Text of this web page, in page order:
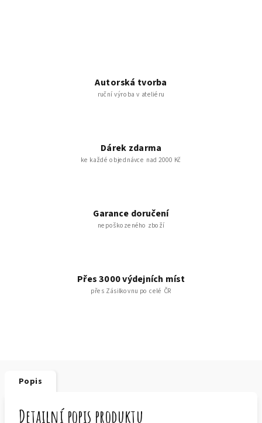
Autorská tvorba
ruční výroba v ateliéru
Dárek zdarma
ke každé objednávce nad 2000 Kč
Garance doručení
nepoškozeného zboží
Přes 3000 výdejních míst
přes Zásilkovnu po celé ČR
Popis
Detailní popis produktu